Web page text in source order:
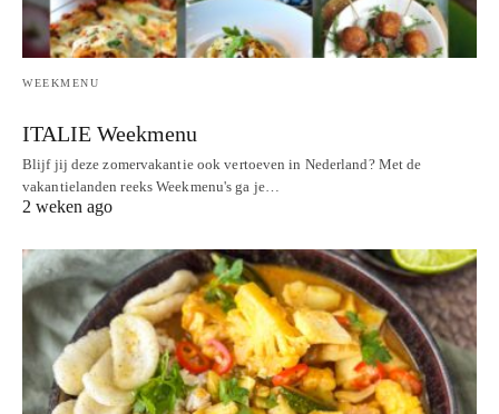
WEEKMENU
ITALIE Weekmenu
Blijf jij deze zomervakantie ook vertoeven in Nederland? Met de
vakantielanden reeks Weekmenu's ga je…
2 weken ago